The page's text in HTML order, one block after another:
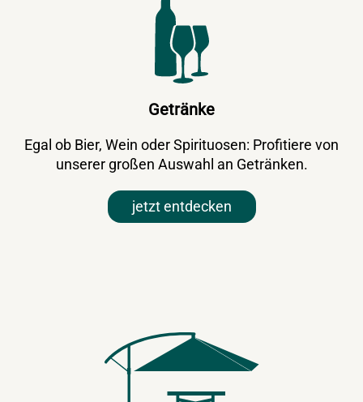
Getränke
Egal ob Bier, Wein oder Spirituosen: Profitiere von
unserer großen Auswahl an Getränken.
jetzt entdecken